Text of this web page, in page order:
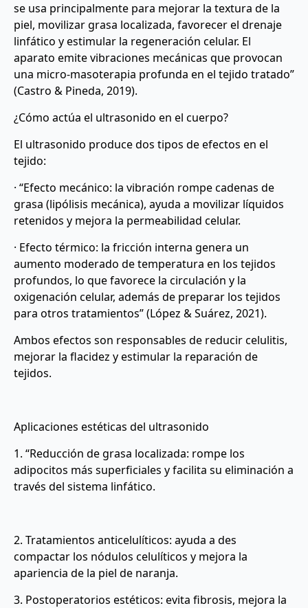
se usa principalmente para mejorar la textura de la
piel, movilizar grasa localizada, favorecer el drenaje
linfático y estimular la regeneración celular. El
aparato emite vibraciones mecánicas que provocan
una micro-masoterapia profunda en el tejido tratado”
(Castro & Pineda, 2019).
¿Cómo actúa el ultrasonido en el cuerpo?
El ultrasonido produce dos tipos de efectos en el
tejido:
· “Efecto mecánico: la vibración rompe cadenas de
grasa (lipólisis mecánica), ayuda a movilizar líquidos
retenidos y mejora la permeabilidad celular.
· Efecto térmico: la fricción interna genera un
aumento moderado de temperatura en los tejidos
profundos, lo que favorece la circulación y la
oxigenación celular, además de preparar los tejidos
para otros tratamientos” (López & Suárez, 2021).
Ambos efectos son responsables de reducir celulitis,
mejorar la flacidez y estimular la reparación de
tejidos.
Aplicaciones estéticas del ultrasonido
1. “Reducción de grasa localizada: rompe los
adipocitos más superficiales y facilita su eliminación a
través del sistema linfático.
2. Tratamientos anticelulíticos: ayuda a des
compactar los nódulos celulíticos y mejora la
apariencia de la piel de naranja.
3. Postoperatorios estéticos: evita fibrosis, mejora la